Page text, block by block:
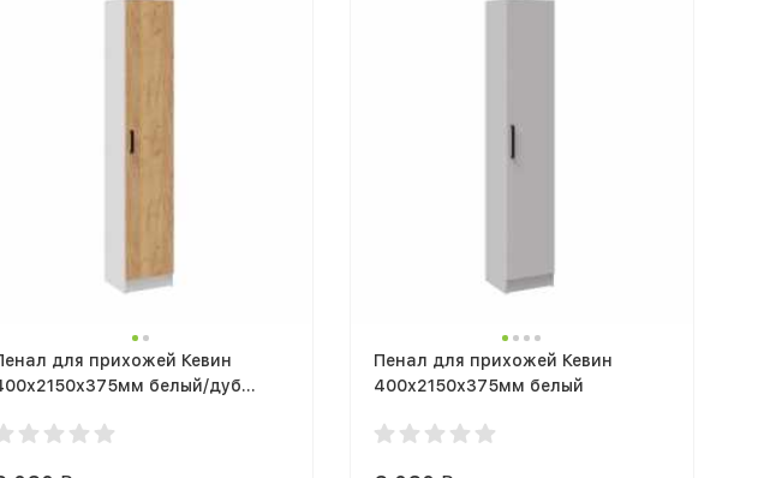
для прихожей Кевин
белый/дуб
Пенал для прихожей Кевин
400х2150х375мм белый